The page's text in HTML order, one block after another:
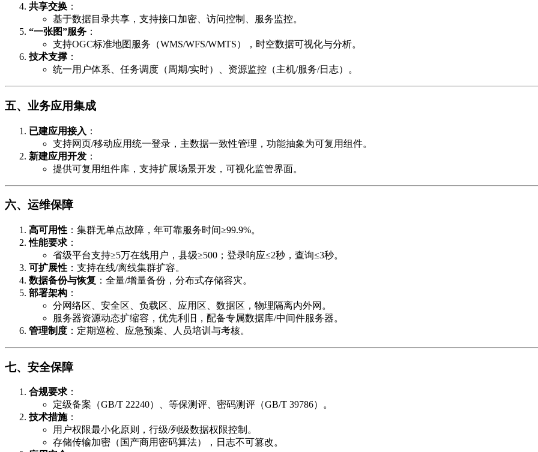
共享交换 ​：
基于数据目录共享，支持接口加密、访问控制、服务监控。
​“一张图”服务 ​：
支持OGC标准地图服务（WMS/WFS/WMTS），时空数据可视化与分析。
技术支撑 ​：
统一用户体系、任务调度（周期/实时）、资源监控（主机/服务/日志）。
五、业务应用集成
已建应用接入 ​：
支持网页/移动应用统一登录，主数据一致性管理，功能抽象为可复用组件。
新建应用开发 ​：
提供可复用组件库，支持扩展场景开发，可视化监管界面。
六、运维保障
高可用性 ​：集群无单点故障，年可靠服务时间≥99.9%。
性能要求 ​：
省级平台支持≥5万在线用户，县级≥500；登录响应≤2秒，查询≤3秒。
可扩展性 ​：支持在线/离线集群扩容。
数据备份与恢复 ​：全量/增量备份，分布式存储容灾。
部署架构 ​：
分网络区、安全区、负载区、应用区、数据区，物理隔离内外网。
服务器资源动态扩缩容，优先利旧，配备专属数据库/中间件服务器。
管理制度 ​：定期巡检、应急预案、人员培训与考核。
七、安全保障
合规要求​：
定级备案（GB/T 22240）、等保测评、密码测评（GB/T 39786）。
技术措施​：
用户权限最小化原则，行级/列级数据权限控制。
存储传输加密（国产商用密码算法），日志不可篡改。